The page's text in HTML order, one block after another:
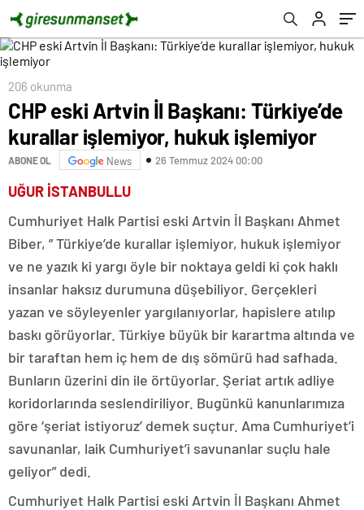
206 okunma
CHP eski Artvin İl Başkanı: Türkiye’de
kurallar işlemiyor, hukuk işlemiyor
ABONE OL News 26 Temmuz 2024 00:00
UĞUR İSTANBULLU
Cumhuriyet Halk Partisi eski Artvin İl Başkanı Ahmet
Biber, ” Türkiye’de kurallar işlemiyor, hukuk işlemiyor
ve ne yazık ki yargı öyle bir noktaya geldi ki çok haklı
insanlar haksız durumuna düşebiliyor. Gerçekleri
yazan ve söyleyenler yargılanıyorlar, hapislere atılıp
baskı görüyorlar. Türkiye büyük bir karartma altında ve
bir taraftan hem iç hem de dış sömürü had safhada.
Bunların üzerini din ile örtüyorlar. Şeriat artık adliye
koridorlarında seslendiriliyor. Bugünkü kanunlarımıza
göre ‘şeriat istiyoruz’ demek suçtur. Ama Cumhuriyet’i
savunanlar, laik Cumhuriyet’i savunanlar suçlu hale
geliyor” dedi.
Cumhuriyet Halk Partisi eski Artvin İl Başkanı Ahmet